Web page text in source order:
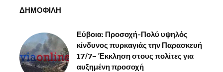
ΔΗΜΟΦΙΛΗ
Εύβοια: Προσοχή-Πολύ υψηλός
κίνδυνος πυρκαγιάς την Παρασκευή
17/7– Έκκληση στους πολίτες για
αυξημένη προσοχή